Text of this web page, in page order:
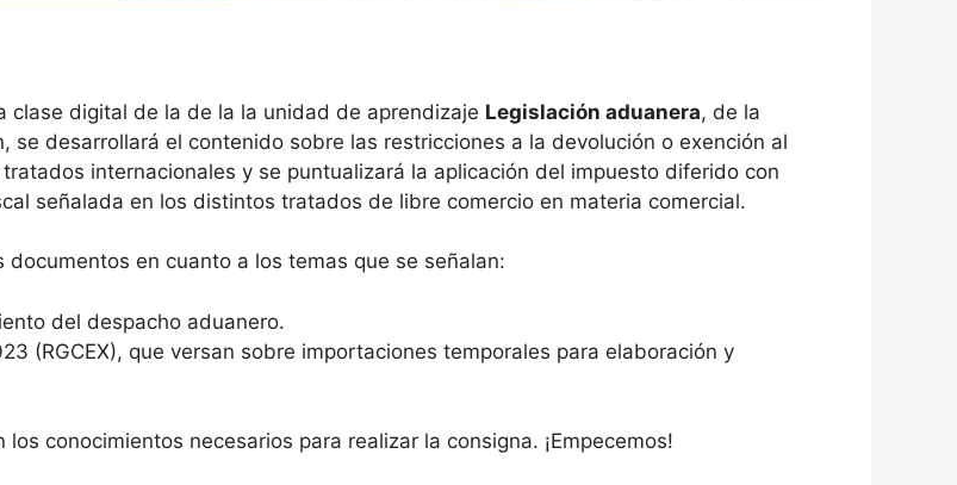
digital de la de la la unidad de aprendizaje Legislación aduanera, de la
se desarrollará el contenido sobre las restricciones a la devolución o exención al
internacionales y se puntualizará la aplicación del impuesto diferido con
señalada en los distintos tratados de libre comercio en materia comercial.
en cuanto a los temas que se señalan:
del despacho aduanero.
(RGCEX), que versan sobre importaciones temporales para elaboración y
conocimientos necesarios para realizar la consigna. ¡Empecemos!